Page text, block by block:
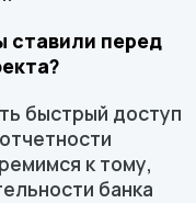
ставили перед
быстрый доступ
к тому,
банка